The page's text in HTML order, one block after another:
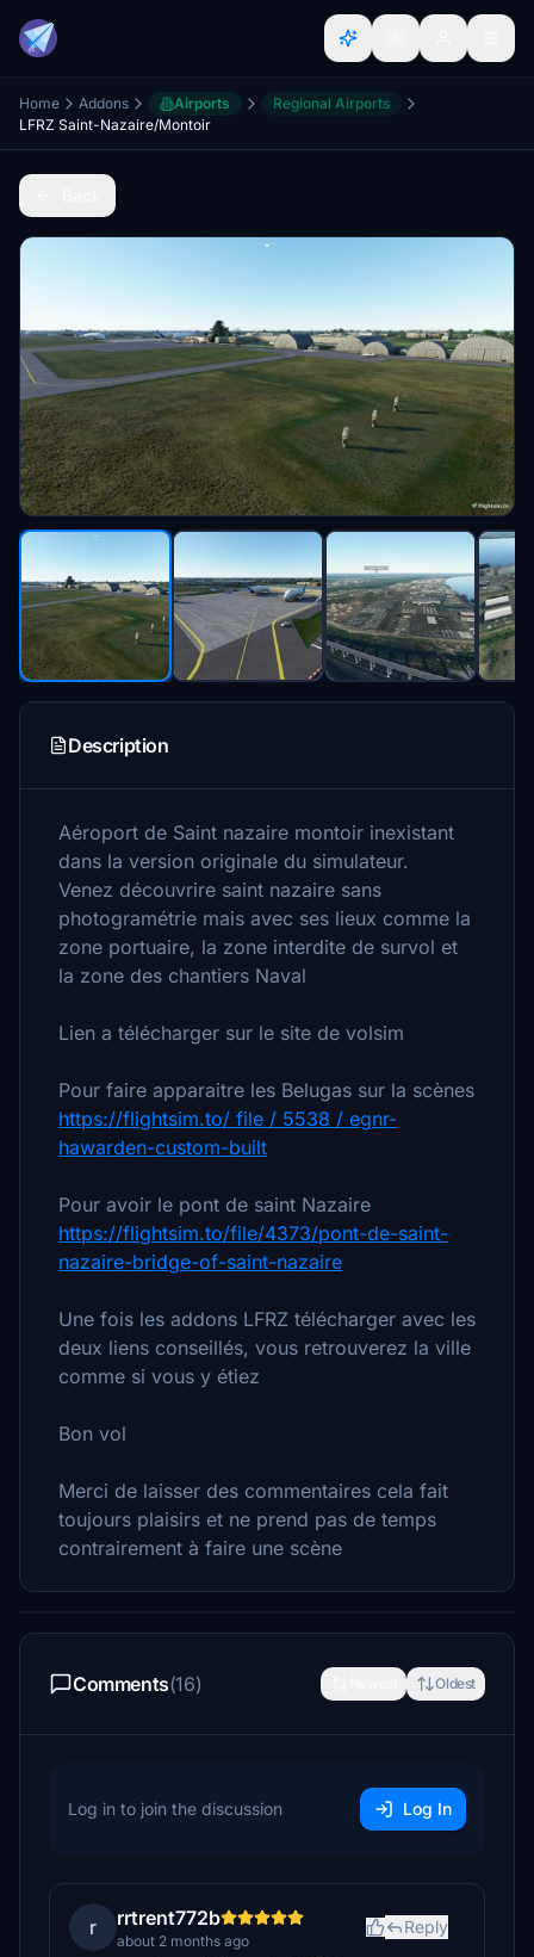
Home Addons Airports
Regional Airports
LFRZ Saint-Nazaire/Montoir
Description
Aéroport de Saint nazaire montoir inexistant
dans la version originale du simulateur.
Venez découvrire saint nazaire sans
photogramétrie mais avec ses lieux comme la
zone portuaire, la zone interdite de survol et
la zone des chantiers Naval
Lien a télécharger sur le site de volsim
Pour faire apparaitre les Belugas sur la scènes
https://flightsim.to/ file / 5538 / egnr-
hawarden-custom-built
Pour avoir le pont de saint Nazaire
https://flightsim.to/file/4373/pont-de-saint-
nazaire-bridge-of-saint-nazaire
Une fois les addons LFRZ télécharger avec les
deux liens conseillés, vous retrouverez la ville
comme si vous y étiez
Bon vol
Merci de laisser des commentaires cela fait
toujours plaisirs et ne prend pas de temps
contrairement à faire une scène
Comments(16) Oldest
Log in to join the discussion Log In
r rrtrent772b
about 2 months ago
Reply